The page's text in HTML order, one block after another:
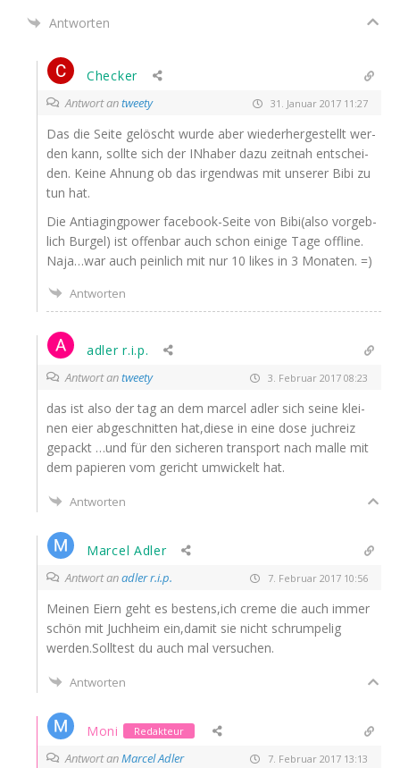
Antworten
Checker
Antwort antweety 31. Januar 2017 11:27
Das die Sei­te gelöscht wur­de aber wie­der­her­ge­stellt wer­
den kann, soll­te sich der INha­ber dazu zeit­nah ent­schei­
den. Kei­ne Ahnung ob das irgend­was mit unse­rer Bibi zu
tun hat.
Die Antia­ging­power face­book-Sei­te von Bibi(also vor­geb­
lich Bur­gel) ist offen­bar auch schon eini­ge Tage off­line.
Naja…war auch pein­lich mit nur 10 likes in 3 Monaten. =)
Antworten
adler r.i.p.
Antwort antweety 3. Februar 2017 08:23
das ist also der tag an dem mar­cel adler sich sei­ne klei­
nen eier abge­schnit­ten hat,diese in eine dose juch­reiz
gepackt …und für den siche­ren trans­port nach mal­le mit
dem papie­ren vom gericht umwi­ckelt hat.
Antworten
Marcel Adler
Antwort anadler r.i.p. 7. Februar 2017 10:56
Mei­nen Eiern geht es bestens,ich creme die auch immer
schön mit Juch­heim ein,damit sie nicht schrum­pe­lig
werden.Solltest du auch mal versuchen.
Antworten
Moni Redakteur
Antwort anMarcel Adler 7. Februar 2017 13:13